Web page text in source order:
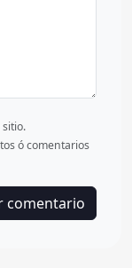
ó comentarios